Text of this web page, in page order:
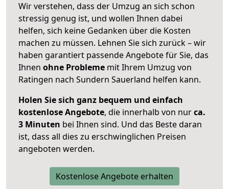
Wir verstehen, dass der Umzug an sich schon
stressig genug ist, und wollen Ihnen dabei
helfen, sich keine Gedanken über die Kosten
machen zu müssen. Lehnen Sie sich zurück – wir
haben garantiert passende Angebote für Sie, das
Ihnen ohne Probleme mit Ihrem Umzug von
Ratingen nach Sundern Sauerland helfen kann.
Holen Sie sich ganz bequem und einfach
kostenlose Angebote, die innerhalb von nurca.
3 Minuten bei Ihnen sind. Und das Beste daran
ist, dass all dies zu erschwinglichen Preisen
angeboten werden.
Kostenlose Angebote erhalten